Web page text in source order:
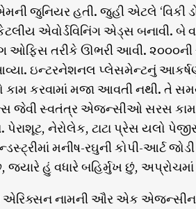
જુનિયર હતી. જુહી એટલે ‘વિકી
એવોર્ડવિનિંગ એડ્સ બનાવી. બે
ઓફિસ તરીકે ઊભરી આવી.
ઇન્ટરનેશનલ પ્લેસમેન્ટનું
કરવામાં મજા આવતી નથી. તે
જેવી સ્વતંત્ર એજન્સીઓ સરસ કામ
પેરાશૂટ, નેરોલેક, ટાટા પ્રેસ યલો
મનીષ-રઘુની કોપી-આર્ટ
જ્યારે હું વધારે બહિર્મુખ છું,
નામની ઔર એક એજન્સીના